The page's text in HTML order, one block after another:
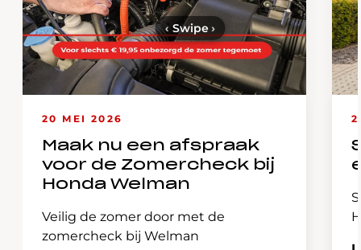
20 MEI 2026
Maak nu een afspraak
voor de Zomercheck bij
Honda Welman
Veilig de zomer door met de
zomercheck bij Welman
‹ Swipe›